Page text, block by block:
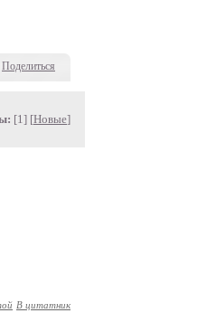
Поделиться
[1] [Новые]
В цитатник